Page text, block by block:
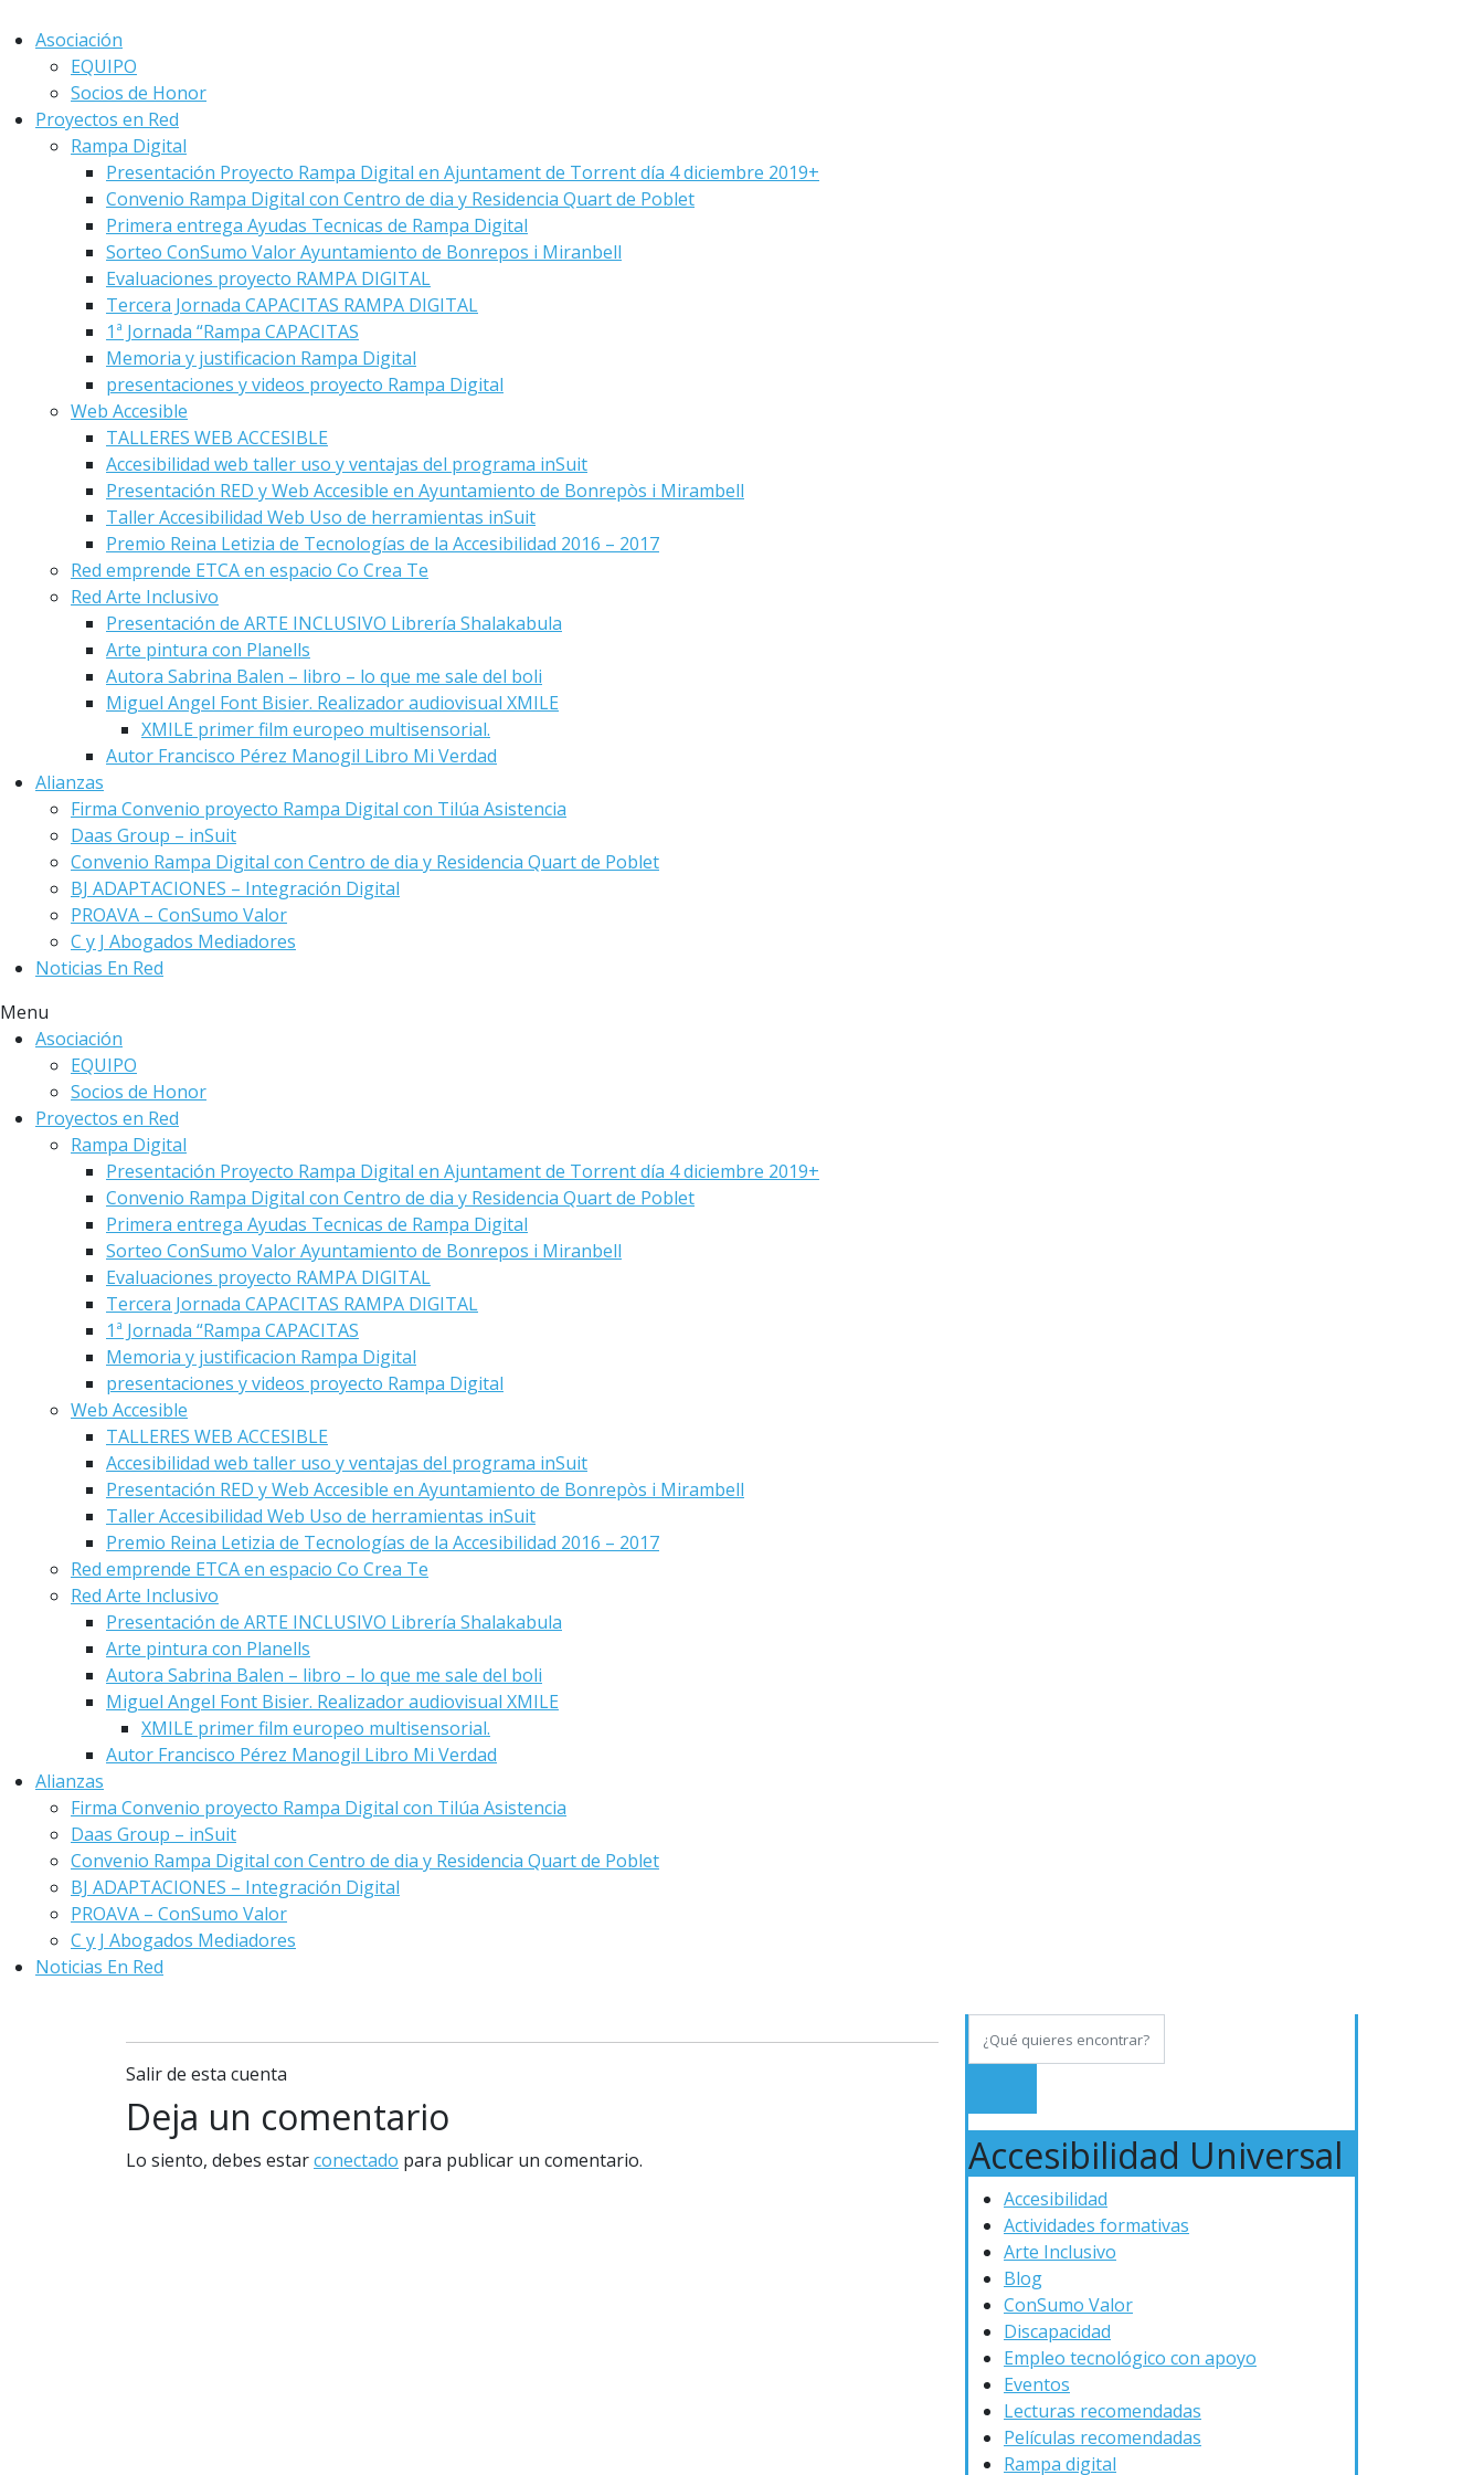
Asociación
EQUIPO
Socios de Honor
Proyectos en Red
Rampa Digital
Presentación Proyecto Rampa Digital en Ajuntament de Torrent día 4 diciembre 2019+
Convenio Rampa Digital con Centro de dia y Residencia Quart de Poblet
Primera entrega Ayudas Tecnicas de Rampa Digital
Sorteo ConSumo Valor Ayuntamiento de Bonrepos i Miranbell
Evaluaciones proyecto RAMPA DIGITAL
Tercera Jornada CAPACITAS RAMPA DIGITAL
1ª Jornada “Rampa CAPACITAS
Memoria y justificacion Rampa Digital
presentaciones y videos proyecto Rampa Digital
Web Accesible
TALLERES WEB ACCESIBLE
Accesibilidad web taller uso y ventajas del programa inSuit
Presentación RED y Web Accesible en Ayuntamiento de Bonrepòs i Mirambell
Taller Accesibilidad Web Uso de herramientas inSuit
Premio Reina Letizia de Tecnologías de la Accesibilidad 2016 – 2017
Red emprende ETCA en espacio Co Crea Te
Red Arte Inclusivo
Presentación de ARTE INCLUSIVO Librería Shalakabula
Arte pintura con Planells
Autora Sabrina Balen – libro – lo que me sale del boli
Miguel Angel Font Bisier. Realizador audiovisual XMILE
XMILE primer film europeo multisensorial.
Autor Francisco Pérez Manogil Libro Mi Verdad
Alianzas
Firma Convenio proyecto Rampa Digital con Tilúa Asistencia
Daas Group – inSuit
Convenio Rampa Digital con Centro de dia y Residencia Quart de Poblet
BJ ADAPTACIONES – Integración Digital
PROAVA – ConSumo Valor
C y J Abogados Mediadores
Noticias En Red
Menu
Asociación
EQUIPO
Socios de Honor
Proyectos en Red
Rampa Digital
Presentación Proyecto Rampa Digital en Ajuntament de Torrent día 4 diciembre 2019+
Convenio Rampa Digital con Centro de dia y Residencia Quart de Poblet
Primera entrega Ayudas Tecnicas de Rampa Digital
Sorteo ConSumo Valor Ayuntamiento de Bonrepos i Miranbell
Evaluaciones proyecto RAMPA DIGITAL
Tercera Jornada CAPACITAS RAMPA DIGITAL
1ª Jornada “Rampa CAPACITAS
Memoria y justificacion Rampa Digital
presentaciones y videos proyecto Rampa Digital
Web Accesible
TALLERES WEB ACCESIBLE
Accesibilidad web taller uso y ventajas del programa inSuit
Presentación RED y Web Accesible en Ayuntamiento de Bonrepòs i Mirambell
Taller Accesibilidad Web Uso de herramientas inSuit
Premio Reina Letizia de Tecnologías de la Accesibilidad 2016 – 2017
Red emprende ETCA en espacio Co Crea Te
Red Arte Inclusivo
Presentación de ARTE INCLUSIVO Librería Shalakabula
Arte pintura con Planells
Autora Sabrina Balen – libro – lo que me sale del boli
Miguel Angel Font Bisier. Realizador audiovisual XMILE
XMILE primer film europeo multisensorial.
Autor Francisco Pérez Manogil Libro Mi Verdad
Alianzas
Firma Convenio proyecto Rampa Digital con Tilúa Asistencia
Daas Group – inSuit
Convenio Rampa Digital con Centro de dia y Residencia Quart de Poblet
BJ ADAPTACIONES – Integración Digital
PROAVA – ConSumo Valor
C y J Abogados Mediadores
Noticias En Red
Salir de esta cuenta
Deja un comentario
Lo siento, debes estarconectado para publicar un comentario. Accesibilidad Universal
Accesibilidad
Actividades formativas
Arte Inclusivo
Blog
ConSumo Valor
Discapacidad
Empleo tecnológico con apoyo
Eventos
Lecturas recomendadas
Películas recomendadas
Rampa digital